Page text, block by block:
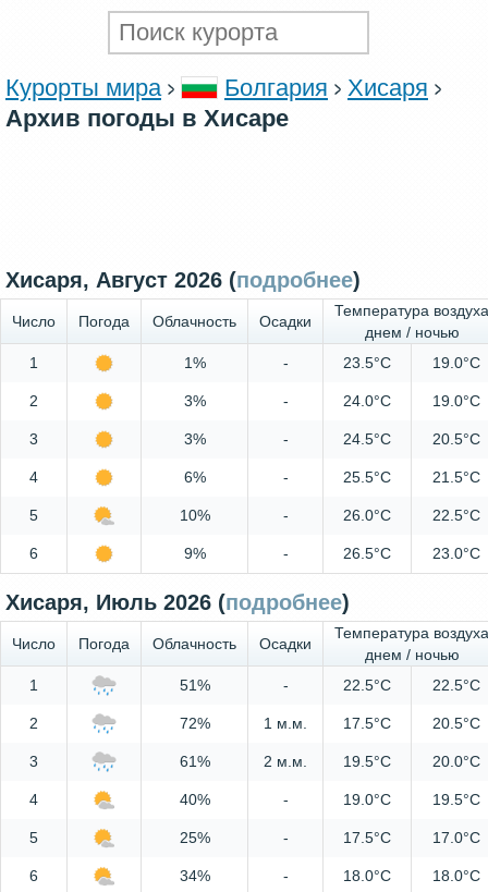
Курорты мира Болгария
Хисаря
Архив погоды в Хисаре
Хисаря, Август 2026 (подробнее)
Число Погода Облачность Осадки
Температура воздуха
днем / ночью
1
1% - 23.5°C 19.0°C
2 3% - 24.0°C 19.0°C
3 3% - 24.5°C 20.5°C
4 6% - 25.5°C 21.5°C
5 10% - 26.0°C 22.5°C
6 9% - 26.5°C 23.0°C
Хисаря, Июль 2026 (подробнее)
Число Погода Облачность Осадки
Температура воздуха
днем / ночью
1
51% - 22.5°C 22.5°C
2 72% 1 м.м. 17.5°C 20.5°C
3 61% 2 м.м. 19.5°C 20.0°C
4 40% - 19.0°C 19.5°C
5 25% - 17.5°C 17.0°C
6 34% - 18.0°C 18.0°C